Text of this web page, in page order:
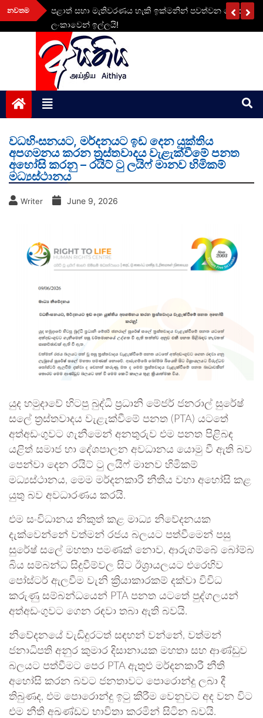
Skip
to
නවතම
පළාත් සභා මැතිවරණය හැකි ඉක්මනින් පවත්වන ලෙස
ලංකාවෙන් ඉල්ලයි!
aithiya
Human Rights News
වධහිංසනයට, මර්දනයට ඉඩ දෙන යුක්තිය
අපගමනය කරන ත්‍රස්තවාදය වැළැක්වීමේ පනත
අහෝසි කරනු – රයිට් ටු ලයිෆ් මානව හිමිකම්
මධ්‍යස්ථානය
Writer June 9, 2026
යුද හමුදාවේ හිටපු බුද්ධි ප්‍රධානි මේජර් ජනරාල් සුරේෂ්
සලේ ත්‍රස්තවාදය වැළැක්වීමේ පනත (PTA) යටතේ
අත්අඩංගුවට ගැනීමෙන් අනතුරුව එම පනත පිළිබඳ
යළිත් සමාජ හා දේශපාලන අවධානය යොමු වී ඇති බව
පෙන්වා දෙන රයිට් ටු ලයිෆ් මානව හිමිකම්
මධ්‍යස්ථානය, මෙම මර්දනකාරී නීතිය වහා අහෝසි කළ
යුතු බව අවධාරණය කරයි.
එම සංවිධානය නිකුත් කළ මාධ්‍ය නිවේදනයක
දැක්වෙන්නේ වත්මන් රජය බලයට පත්වීමෙන් පසු
සුරේෂ් සලේ මහතා පමණක් නොව, ආරුගම්බේ බෝම්බ
බිය සම්බන්ධ සිදුවීම්වල සිට ඊශ්‍රායලයට එරෙහිව
පෝස්ටර් ඇලවීම වැනි ක්‍රියාකාරකම් දක්වා විවිධ
කරුණු සම්බන්ධයෙන් PTA පනත යටතේ පුද්ගලයන්
අත්අඩංගුවට ගෙන රඳවා තබා ඇති බවයි.
නිවේදනයේ වැඩිදුරටත් සඳහන් වන්නේ, වත්මන්
ජනාධිපති අනුර කුමාර දිසානායක මහතා සහ ආණ්ඩුව
බලයට පත්වීමට පෙර PTA ඇතුළු මර්දනකාරී නීති
අහෝසි කරන බවට ජනතාවට පොරොන්දු ලබා දී
තිබුණද, එම පොරොන්දු ඉටු කිරීම වෙනුවට අද වන විට
එම නීති අඛණ්ඩව භාවිතා කරමින් සිටින බවයි.